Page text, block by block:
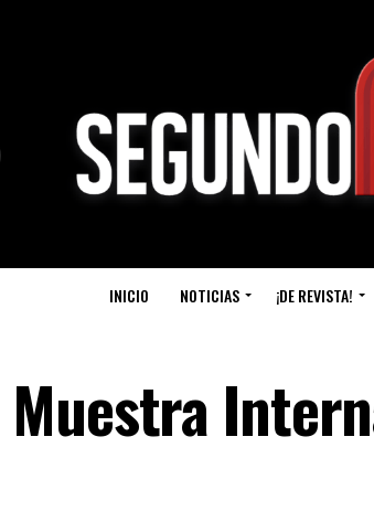
INICIO NOTICIAS ¡DE REVISTA!
Muestra